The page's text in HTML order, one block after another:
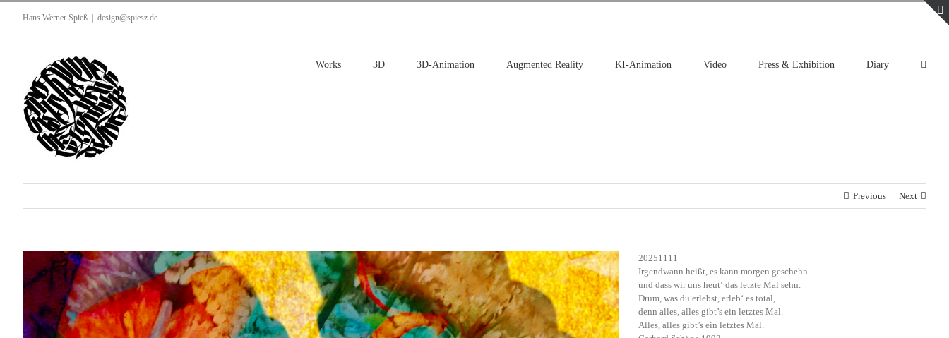
Hans Werner Spieß design@spiesz.de
Works 3D 3D-Animation Augmented Reality KI-Animation Video Press & Exhibition Diary
Previous Next
Larger
Image
20251111
Irgendwann heißt, es kann morgen geschehn
und dass wir uns heut‘ das letzte Mal sehn.
Drum, was du erlebst, erleb‘ es total,
denn alles, alles gibt’s ein letztes Mal.
Alles, alles gibt’s ein letztes Mal.